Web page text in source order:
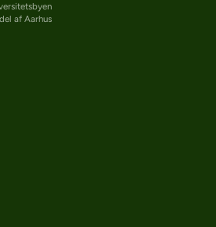
del af Aarhus